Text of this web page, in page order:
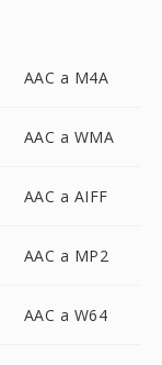
AAC a M4A
AAC a WMA
AAC a AIFF
AAC a MP2
AAC a W64